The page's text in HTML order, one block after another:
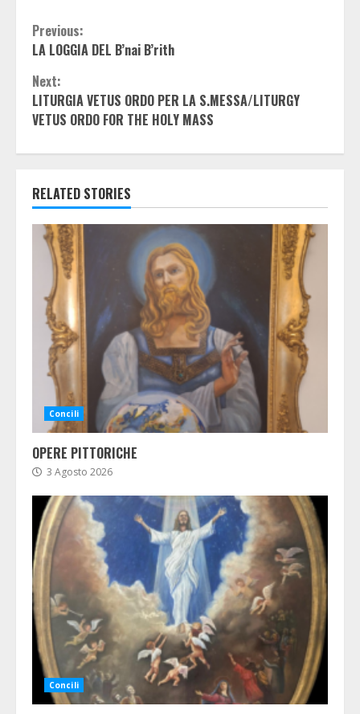
Continue
Reading
Previous:
LA LOGGIA DEL B’nai B’rith
Next:
LITURGIA VETUS ORDO PER LA S.MESSA/LITURGY
VETUS ORDO FOR THE HOLY MASS
RELATED STORIES
Concili
OPERE PITTORICHE
3 Agosto 2026
Concili